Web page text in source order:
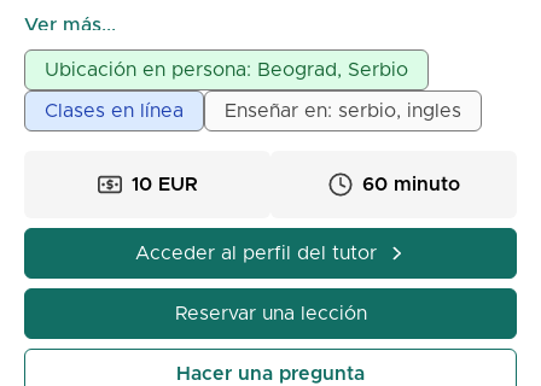
o en persona, dependiendo del acuerdo.
Ver más...
Ubicación en persona: Beograd, Serbio
Clases en línea Enseñar en: serbio, ingles
10 EUR 60 minuto
Acceder al perfil del tutor
Reservar una lección
Hacer una pregunta